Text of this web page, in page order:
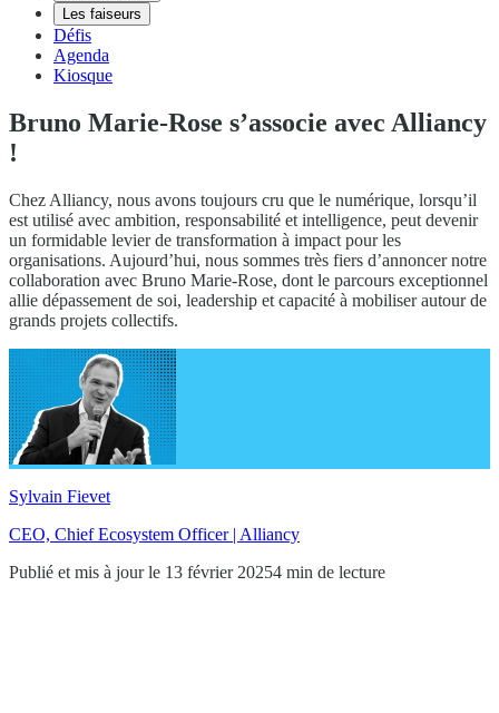
Les faiseurs
Défis
Agenda
Kiosque
Bruno Marie-Rose s’associe avec Alliancy
!
Chez Alliancy, nous avons toujours cru que le numérique, lorsqu’il
est utilisé avec ambition, responsabilité et intelligence, peut devenir
un formidable levier de transformation à impact pour les
organisations. Aujourd’hui, nous sommes très fiers d’annoncer notre
collaboration avec Bruno Marie-Rose, dont le parcours exceptionnel
allie dépassement de soi, leadership et capacité à mobiliser autour de
grands projets collectifs.
Sylvain Fievet
CEO, Chief Ecosystem Officer | Alliancy
Publié et mis à jour le 13 février 20254 min de lecture